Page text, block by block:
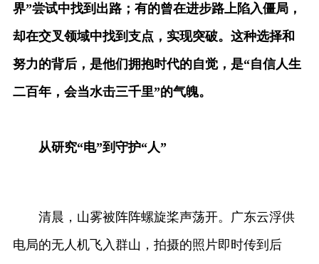
界”尝试中找到出路；有的曾在进步路上陷入僵局，
却在交叉领域中找到支点，实现突破。这种选择和
努力的背后，是他们拥抱时代的自觉，是“自信人生
二百年，会当水击三千里”的气魄。
从研究“电”到守护“人”
清晨，山雾被阵阵螺旋桨声荡开。广东云浮供
电局的无人机飞入群山，拍摄的照片即时传到后